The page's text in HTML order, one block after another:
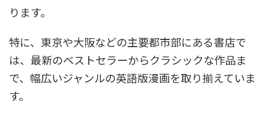
ります。
特に、東京や大阪などの主要都市部にある書店で
は、最新のベストセラーからクラシックな作品ま
で、幅広いジャンルの英語版漫画を取り揃えていま
す。